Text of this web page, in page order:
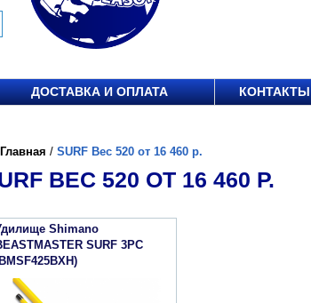
ДОСТАВКА И ОПЛАТА КОНТАКТЫ
Главная / SURF Вес 520 от 16 460 р.
ВЕС 520 ОТ 16 460 Р.
Shimano
SURF 3PC